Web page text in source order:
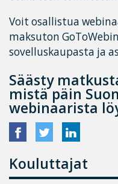
Voit osallistua
maksuton
sovelluskaupasta ja
Säästy
mistä päin
webinaarista
Kouluttajat